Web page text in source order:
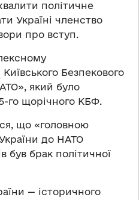
політичне
Україні членство
про вступ.
Київського Безпекового
який було
го щорічного КБФ.
що «головною
до НАТО
був брак політичної
— історичного